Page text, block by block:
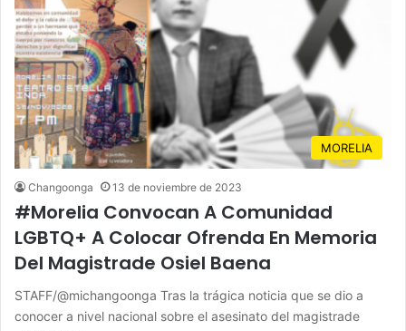
MORELIA
Changoonga 13 de noviembre de 2023
#Morelia Convocan A Comunidad
LGBTQ+ A Colocar Ofrenda En Memoria
Del Magistrade Osiel Baena
STAFF/@michangoonga Tras la trágica noticia que se dio a
conocer a nivel nacional sobre el asesinato del magistrade